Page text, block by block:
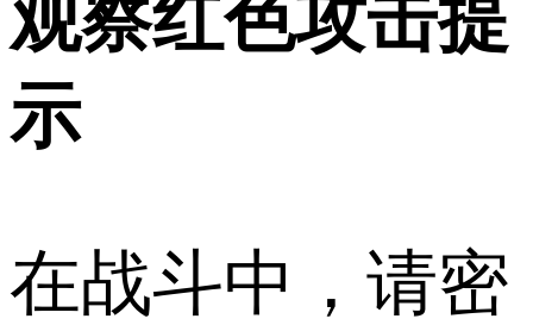
观察红色攻击提
示
在战斗中，请密